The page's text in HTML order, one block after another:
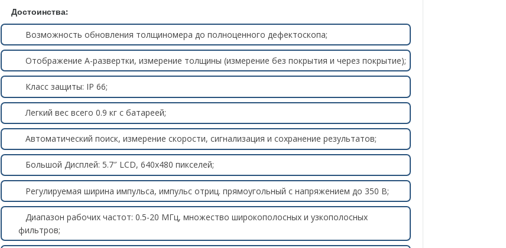
Достоинства:
Возможность обновления толщиномера до полноценного дефектоскопа;
Отображение A-развертки, измерение толщины (измерение без покрытия и через покрытие);
Класс защиты: IP 66;
Легкий вес всего 0.9 кг с батареей;
Автоматический поиск, измерение скорости, сигнализация и сохранение результатов;
Большой Дисплей: 5.7″ LCD, 640х480 пикселей;
Регулируемая ширина импульса, импульс отриц. прямоугольный с напряжением до 350 В;
Диапазон рабочих частот: 0.5-20 МГц, множество широкополосных и узкополосных
фильтров;